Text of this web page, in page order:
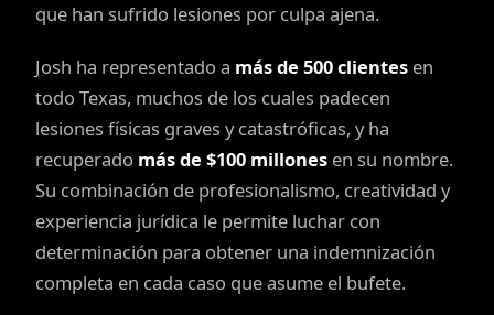
que han sufrido lesiones por culpa ajena.
Josh ha representado a más de 500 clientes en
todo Texas, muchos de los cuales padecen
lesiones físicas graves y catastróficas, y ha
recuperado más de $100 millones en su nombre.
Su combinación de profesionalismo, creatividad y
experiencia jurídica le permite luchar con
determinación para obtener una indemnización
completa en cada caso que asume el bufete.